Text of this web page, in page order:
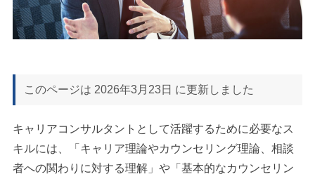
このページは2026年3月23日 に更新しました
キャリアコンサルタントとして活躍するために必要なス
キルには、「キャリア理論やカウンセリング理論、相談
者への関わりに対する理解」や「基本的なカウンセリン